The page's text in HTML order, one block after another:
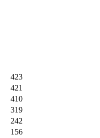
423
421
410
319
242
156